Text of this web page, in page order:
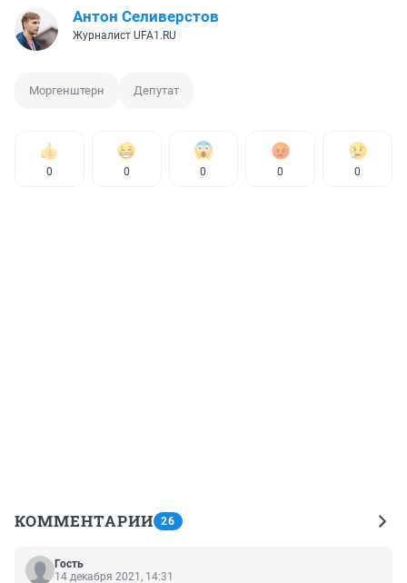
Антон Селиверстов
Журналист UFA1.RU
Моргенштерн Депутат
0 0 0 0 0
КОММЕНТАРИИ 26
Гость
14 декабря 2021, 14:31